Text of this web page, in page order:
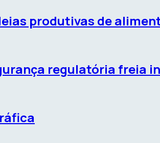
produtivas de
regulatória freia